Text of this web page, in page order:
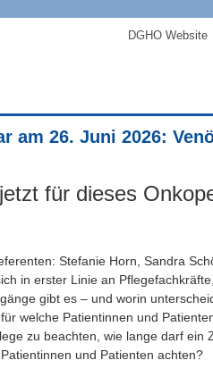
DGHO Website
am 26. Juni 2026:
für dieses
Stefanie Horn, Sandra
in erster Linie an
gibt es – und worin
welche Patientinnen und
zu beachten, wie lange darf
und Patienten achten?